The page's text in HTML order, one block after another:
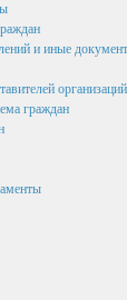
о доходах,
правовые
и иные
организаций
граждан